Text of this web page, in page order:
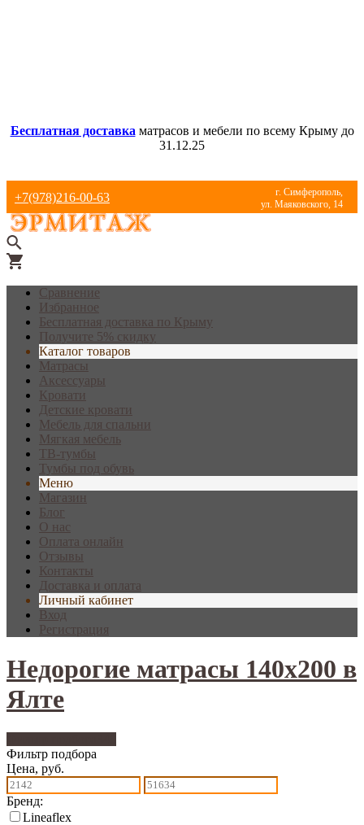
Бесплатная доставка матрасов и мебели по всему Крыму до
31.12.25
+7(978)216-00-63
г. Симферополь,
ул. Маяковского, 14
Сравнение
Избранное
Бесплатная доставка по Крыму
Получите 5% скидку
Каталог товаров
Матрасы
Аксессуары
Кровати
Детские кровати
Мебель для спальни
Мягкая мебель
ТВ-тумбы
Тумбы под обувь
Меню
Магазин
Блог
О нас
Оплата онлайн
Отзывы
Контакты
Доставка и оплата
Личный кабинет
Вход
Регистрация
Недорогие матрасы 140х200 в
Ялте
Фильтр подбора
Цена, руб.
Бренд:
Lineaflex